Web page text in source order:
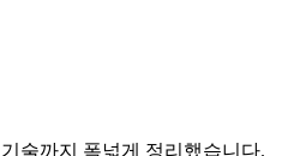
술까지 폭넓게 정리했습니다.